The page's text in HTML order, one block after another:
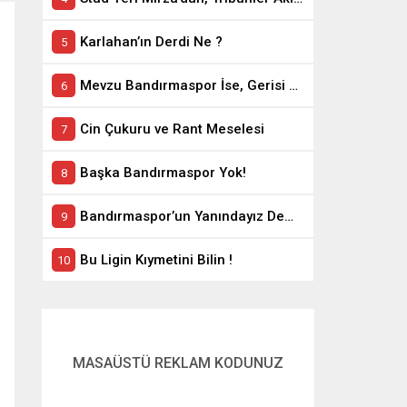
Karlahan’ın Derdi Ne ?
Mevzu Bandırmaspor İse, Gerisi Teferruattır
Cin Çukuru ve Rant Meselesi
Başka Bandırmaspor Yok!
Bandırmaspor’un Yanındayız Demekle Olmuyor!
Bu Ligin Kıymetini Bilin !
MASAÜSTÜ REKLAM KODUNUZ